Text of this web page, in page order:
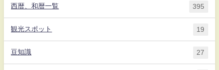
西暦、和暦一覧 395
観光スポット 19
豆知識 27